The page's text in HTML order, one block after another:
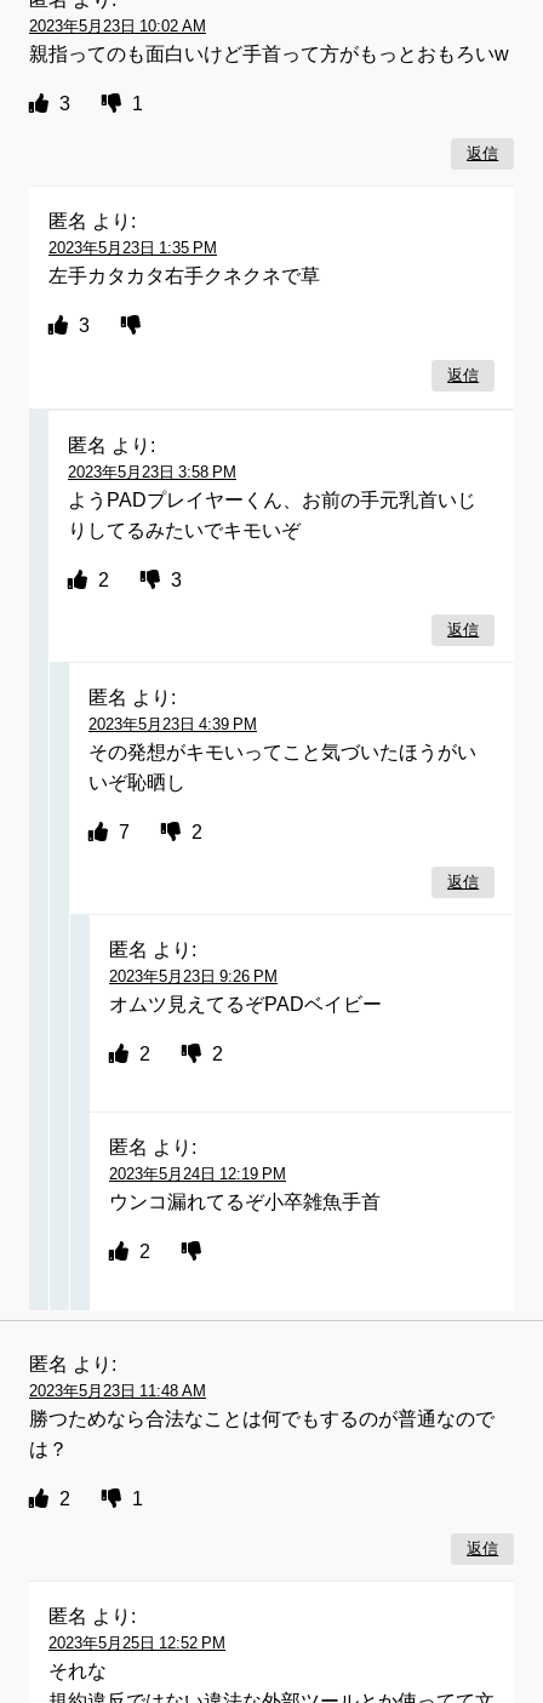
2023年5月23日 10:02 AM
親指ってのも面白いけど手首って方がもっとおもろいw
3 1
返信
匿名 より:
2023年5月23日 1:35 PM
左手カタカタ右手クネクネで草
3
返信
匿名 より:
2023年5月23日 3:58 PM
ようPADプレイヤーくん、お前の手元乳首いじ
りしてるみたいでキモいぞ
2 3
返信
匿名 より:
2023年5月23日 4:39 PM
その発想がキモいってこと気づいたほうがい
いぞ恥晒し
7 2
返信
匿名 より:
2023年5月23日 9:26 PM
オムツ見えてるぞPADベイビー
2 2
匿名 より:
2023年5月24日 12:19 PM
ウンコ漏れてるぞ小卒雑魚手首
2
匿名 より:
2023年5月23日 11:48 AM
勝つためなら合法なことは何でもするのが普通なので
は？
2 1
返信
匿名 より:
2023年5月25日 12:52 PM
それな